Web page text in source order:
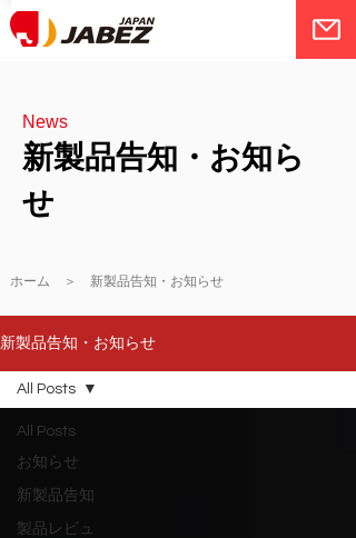
News
新製品告知・お知ら
せ
ホーム ＞ 新製品告知・お知らせ
新製品告知・お知らせ
All Posts
お知らせ
新製品告知
製品レビュ
All Posts